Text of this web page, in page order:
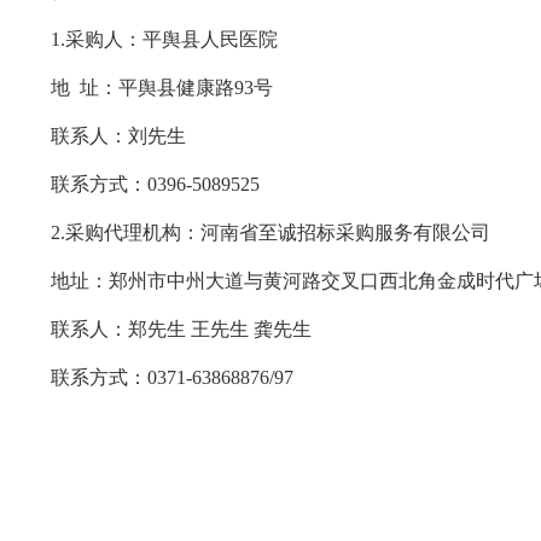
1.采购人：平舆县人民医院
地 址：平舆县健康路93号
联系人：刘先生
联系方式： 0396-5089525
2.采购代理机构：河南省至诚招标采购服务有限公司
地址：郑州市中州大道与黄河路交叉口西北角金成时代广
联系人：郑先生 王先生 龚先生
联系方式： 0371-63868876/97